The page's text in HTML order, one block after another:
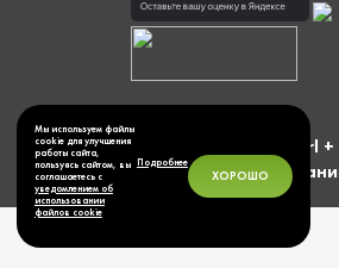
Мы используем файлы
cookie для улучшения
работы сайта,
пользуясь сайтом, вы
соглашаетесь с
уведомлением об
использовании
файлов cookie
Подробнее
ХОРОШО
Выделите фразу и нажмите Ctrl +
ошибку на